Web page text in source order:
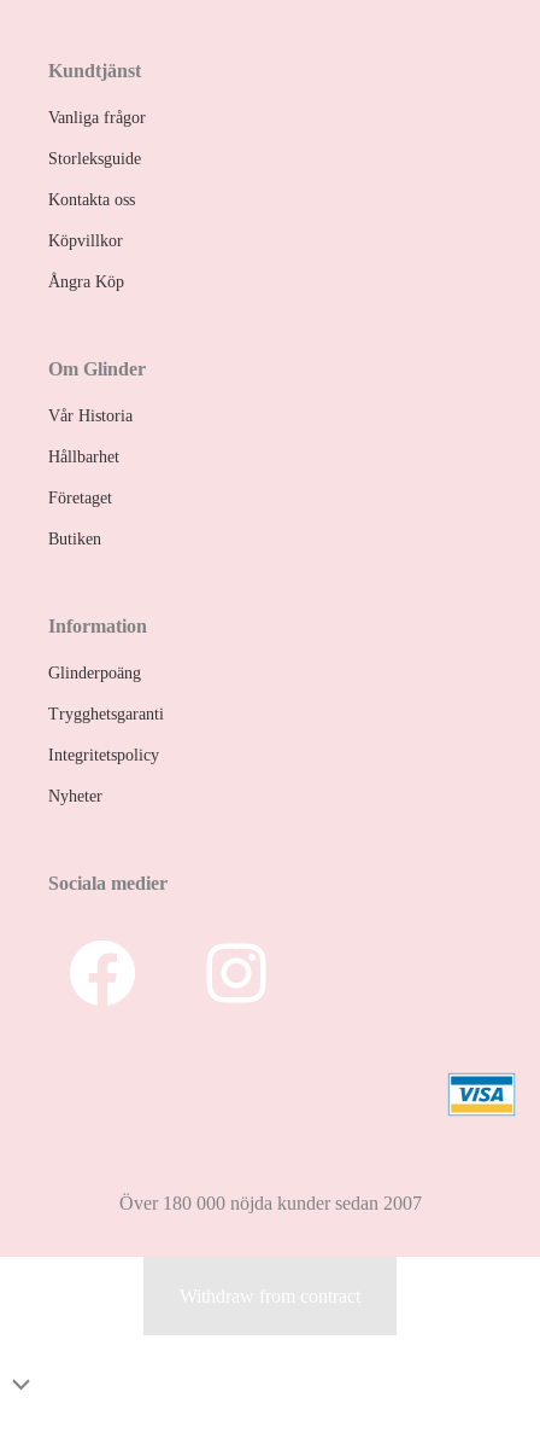
Kundtjänst
Vanliga frågor
Storleksguide
Kontakta oss
Köpvillkor
Ångra Köp
Om Glinder
Vår Historia
Hållbarhet
Företaget
Butiken
Information
Glinderpoäng
Trygghetsgaranti
Integritetspolicy
Nyheter
Sociala medier
Över 180 000 nöjda kunder sedan 2007
Withdraw from contract